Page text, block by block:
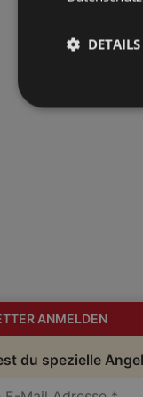
ANMELDEN
du spezielle